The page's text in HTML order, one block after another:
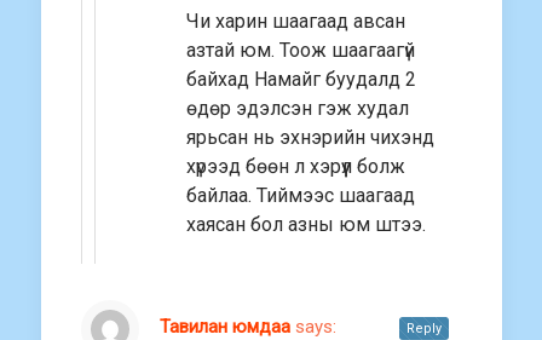
Чи харин шаагаад авсан
азтай юм. Тоож шаагаагүй
байхад Намайг буудалд 2
өдөр эдэлсэн гэж худал
ярьсан нь эхнэрийн чихэнд
хүрээд бөөн л хэрүүл болж
байлаа. Тиймээс шаагаад
хаясан бол азны юм штээ.
Тавилан юмдаа says: Reply